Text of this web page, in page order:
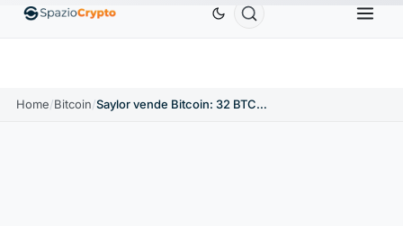
EthereumETH1.880,58 USD Tether USDT0,9991 USD BNB
Home/Bitcoin/ Saylor vende Bitcoin: 32 BTC che scuotono il modello treasury